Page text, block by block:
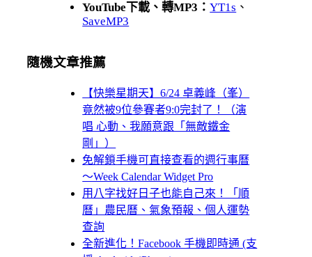
YouTube下載、轉MP3：YT1s 、
SaveMP3
隨機文章推薦
【快樂星期天】6/24 卓義峰（峯）
竟然被9位參賽者9:0完封了！（演
唱 心動、我願意跟「無敵鐵金
剛」）
免解鎖手機可直接查看的週行事曆
～Week Calendar Widget Pro
用八字找好日子也能自己來！「順
曆」農民曆、氣象預報、個人運勢
查詢
全新進化！Facebook 手機即時通 (支